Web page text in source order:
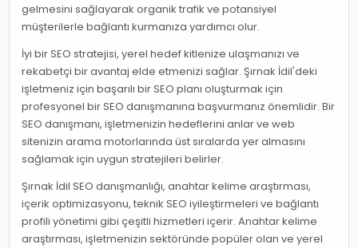
gelmesini sağlayarak organik trafik ve potansiyel
müşterilerle bağlantı kurmanıza yardımcı olur.
İyi bir SEO stratejisi, yerel hedef kitlenize ulaşmanızı ve
rekabetçi bir avantaj elde etmenizi sağlar. Şırnak İdil'deki
işletmeniz için başarılı bir SEO planı oluşturmak için
profesyonel bir SEO danışmanına başvurmanız önemlidir. Bir
SEO danışmanı, işletmenizin hedeflerini anlar ve web
sitenizin arama motorlarında üst sıralarda yer almasını
sağlamak için uygun stratejileri belirler.
Şırnak İdil SEO danışmanlığı, anahtar kelime araştırması,
içerik optimizasyonu, teknik SEO iyileştirmeleri ve bağlantı
profili yönetimi gibi çeşitli hizmetleri içerir. Anahtar kelime
araştırması, işletmenizin sektöründe popüler olan ve yerel